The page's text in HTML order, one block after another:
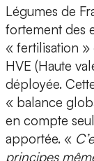
Légumes de
fortement des
« fertilisation
HVE (Haute
déployée.
« balance
en compte
apportée. «
principes